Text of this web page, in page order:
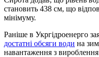
становить 438 см, що
мінімуму.
Раніше в Укргідроенерго
достатні обсяги води на
навантаження з вироблення